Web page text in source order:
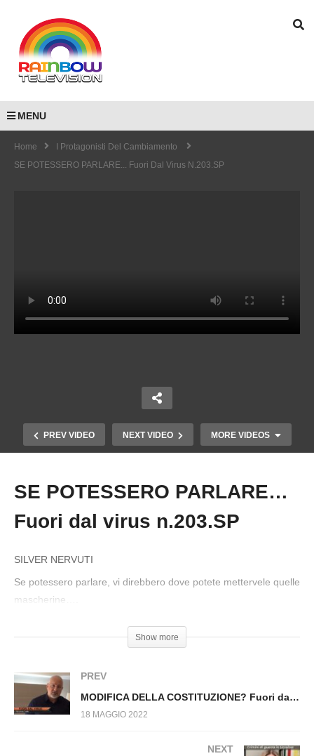
MENU
Home
I Protagonisti Del Cambiamento
SE POTESSERO PARLARE... Fuori Dal Virus N.203.SP
PREV VIDEO NEXT VIDEO MORE VIDEOS
Copy Embed Code
TRA PUTIN E DRAGHI SCELGO PUTIN!…E VI
SE POTESSERO PARLARE…
Fuori dal virus n.203.SP
SILVER NERVUTI
Se potessero parlare, vi direbbero dove potete mettervele quelle
mascherine….
Show more
PREV
MODIFICA DELLA COSTITUZIONE? Fuori dal Virus n.202.SP
18 MAGGIO 2022
NEXT